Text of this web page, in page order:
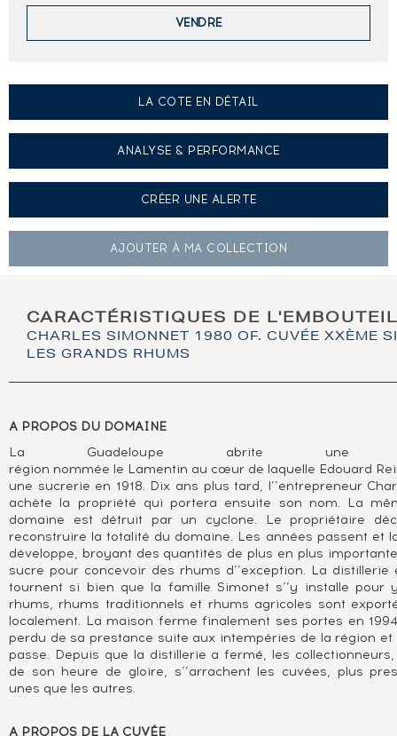
VENDRE
LA COTE EN DÉTAIL
ANALYSE & PERFORMANCE
CRÉER UNE ALERTE
AJOUTER À MA COLLECTION
CARACTÉRISTIQUES DE
CHARLES SIMONNET 1980 OF. CUVÉE XXÈME
LES GRANDS RHUMS
A PROPOS DU DOMAINE
La Guadeloupe abrite une
région nommée le Lamentin au cœur de laquelle Edouard
une sucrerie en 1918. Dix ans plus tard, l’’entrepreneur
achète la propriété qui portera ensuite son nom. La
domaine est détruit par un cyclone. Le propriétaire
reconstruire la totalité du domaine. Les années passent et
développe, broyant des quantités de plus en plus
sucre pour concevoir des rhums d’’exception. La
tournent si bien que la famille Simonet s’’y installe pour
rhums, rhums traditionnels et rhums agricoles sont
localement. La maison ferme finalement ses portes en
perdu de sa prestance suite aux intempéries de la région
passe. Depuis que la distillerie a fermé, les
de son heure de gloire, s’’arrachent les cuvées, plus
unes que les autres.
A PROPOS DE LA CUVÉE